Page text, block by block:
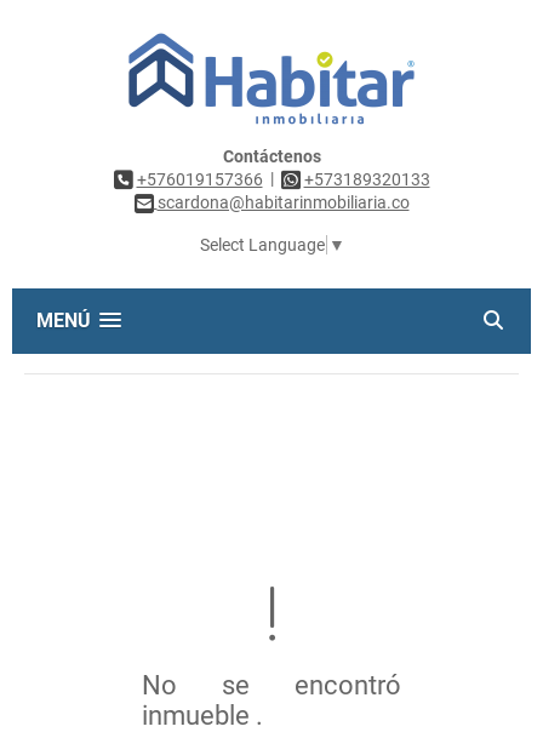
Contáctenos
+576019157366 |
+573189320133
scardona@habitarinmobiliaria.co
Select Language ▼
MENÚ
No se encontró
inmueble .